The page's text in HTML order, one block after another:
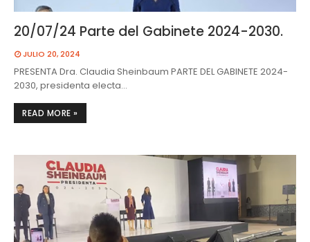
20/07/24 Parte del Gabinete 2024-2030.
JULIO 20, 2024
PRESENTA Dra. Claudia Sheinbaum PARTE DEL GABINETE 2024-
2030, presidenta electa…
READ MORE »